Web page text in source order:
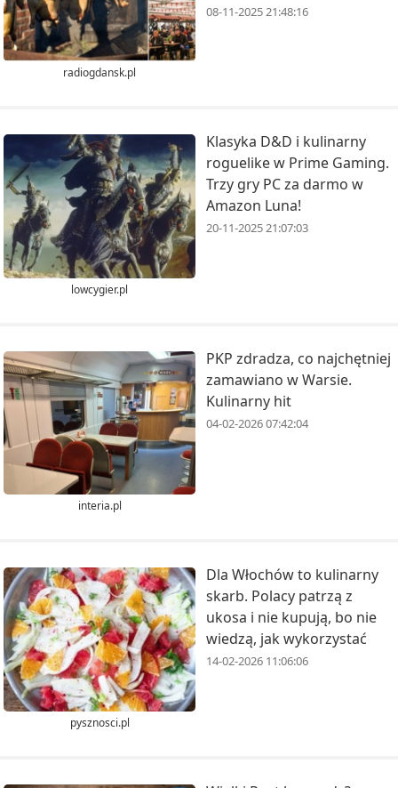
radiogdansk.pl
08-11-2025 21:48:16
lowcygier.pl
Klasyka D&D i kulinarny
roguelike w Prime Gaming.
Trzy gry PC za darmo w
Amazon Luna!
20-11-2025 21:07:03
interia.pl
PKP zdradza, co najchętniej
zamawiano w Warsie.
Kulinarny hit
04-02-2026 07:42:04
pysznosci.pl
Dla Włochów to kulinarny
skarb. Polacy patrzą z
ukosa i nie kupują, bo nie
wiedzą, jak wykorzystać
14-02-2026 11:06:06